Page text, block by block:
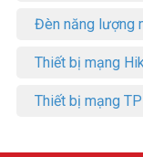
H6C Pro
quét, đêm full
– Chuấn nén Smart
Đèn năng lượng
Thiết bị mạng
Thiết bị mạng